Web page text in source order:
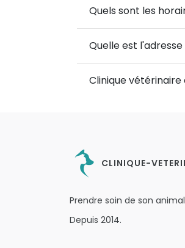
Quels sont les
Quelle est
Clinique
CLINIQUE-
Prendre soin de son
Depuis 2014.